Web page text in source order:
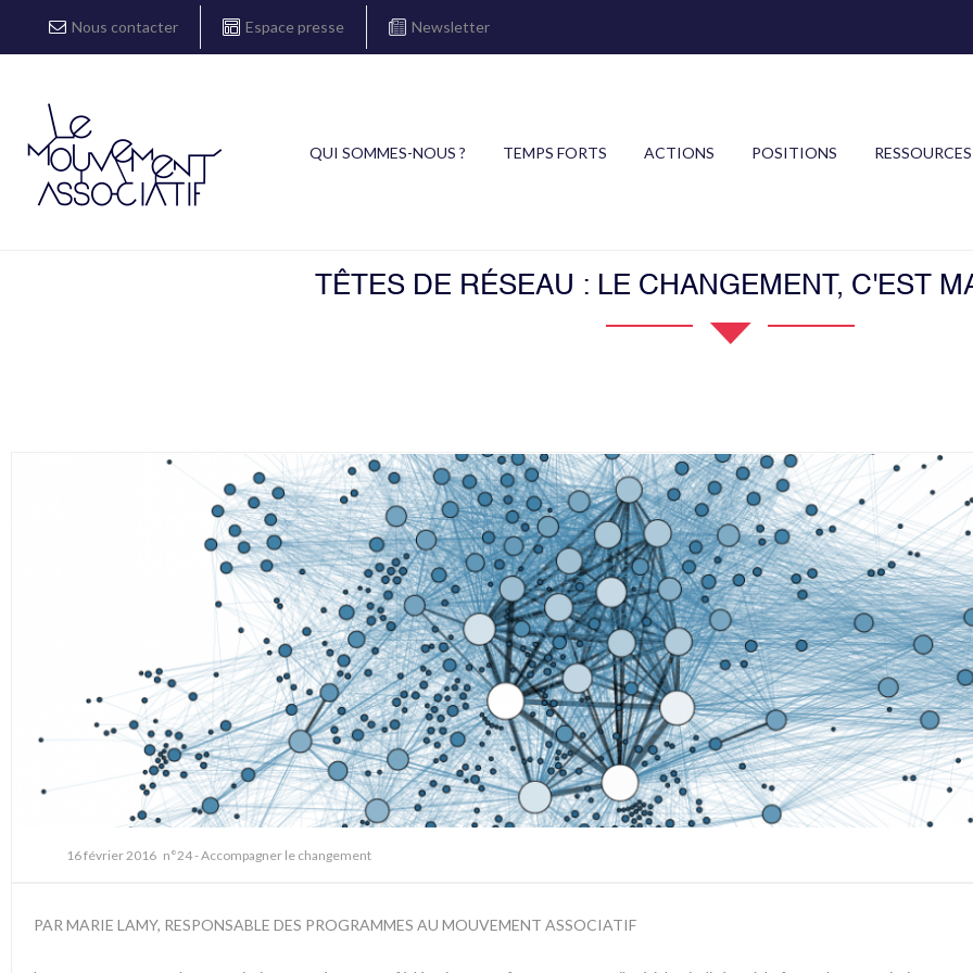
Nous contacter Espace presse Newsletter
QUI SOMMES-NOUS ? TEMPS FORTS ACTIONS POSITIONS RESSOURCES
TÊTES DE RÉSEAU : LE CHANGEMENT, C'EST
16 février 2016 n°24 - Accompagner le changement
PAR MARIE LAMY, RESPONSABLE DES PROGRAMMES AU MOUVEMENT ASSOCIATIF